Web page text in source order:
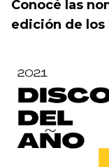
Conocé las
edición de